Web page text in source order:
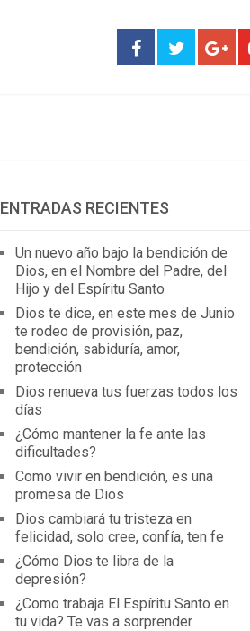
ENTRADAS RECIENTES
Un nuevo año bajo la bendición de
Dios, en el Nombre del Padre, del
Hijo y del Espíritu Santo
Dios te dice, en este mes de Junio
te rodeo de provisión, paz,
bendición, sabiduría, amor,
protección
Dios renueva tus fuerzas todos los
días
¿Cómo mantener la fe ante las
dificultades?
Como vivir en bendición, es una
promesa de Dios
Dios cambiará tu tristeza en
felicidad, solo cree, confía, ten fe
¿Cómo Dios te libra de la
depresión?
¿Como trabaja El Espíritu Santo en
tu vida? Te vas a sorprender